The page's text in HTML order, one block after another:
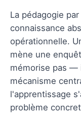
La pédagogie
connaissance
opérationnelle.
mène une
mémorise pas —
mécanisme
l'apprentissage
problème